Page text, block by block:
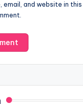
email, and website in